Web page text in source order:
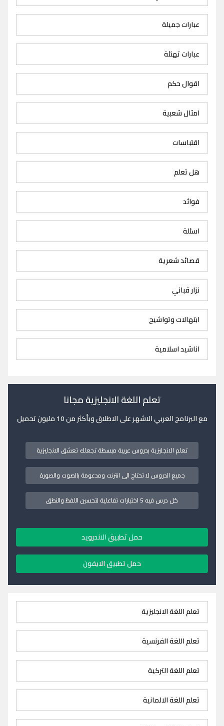
عبارات جميلة
عبارات تهنئة
اقوال حكم
امثال شعبية
اقتباسات
هل تعلم
فوائد
اسئلة
قصائد شعرية
نزار قباني
ابتهالات وتواشيح
اناشيد اسلامية
تعلم اللغة الانجليزية مجانا
مع البرنامج العربي الاشهر على الاطلاق وبأكثر من 10 مليون تحميل
تعلم الانجليزية بدروس عربية مبسطة تجعلك تعشق الانجليزية
جميع الدروس لا تحتاج الى انترنت ومدعومة بالصوت والصورة
كل درس فيه 5 اختبارات تفاعلية لتحسين اللفظ والنطق
حمل تطبيق الاندرويد
حمل تطبيق الايفون
تعلم اللغة الانجليزية
تعلم اللغة الفرنسية
تعلم اللغة التركية
تعلم اللغة الالمانية